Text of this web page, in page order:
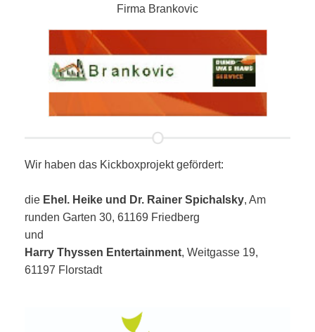
Firma Brankovic
Wir haben das Kickboxprojekt gefördert:
die Ehel. Heike und Dr. Rainer Spichalsky, Am
runden Garten 30, 61169 Friedberg
und
Harry Thyssen Entertainment, Weitgasse 19,
61197 Florstadt